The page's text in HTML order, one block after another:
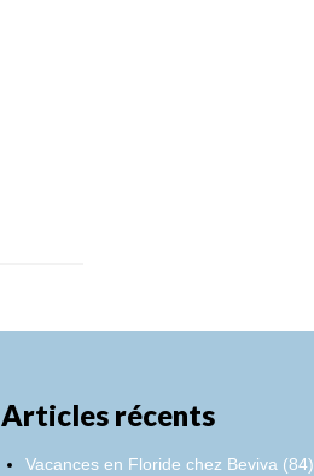
Articles récents
Vacances en Floride chez Beviva (84)